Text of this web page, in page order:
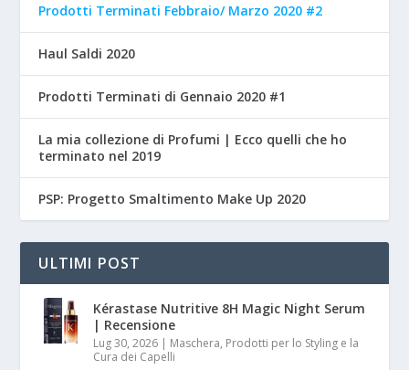
Prodotti Terminati Febbraio/ Marzo 2020 #2
Haul Saldi 2020
Prodotti Terminati di Gennaio 2020 #1
La mia collezione di Profumi | Ecco quelli che ho
terminato nel 2019
PSP: Progetto Smaltimento Make Up 2020
ULTIMI POST
Kérastase Nutritive 8H Magic Night Serum
| Recensione
Lug 30, 2026 | Maschera, Prodotti per lo Styling e la
Cura dei Capelli